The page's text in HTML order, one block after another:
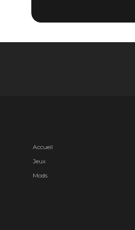
Accueil
Jeux
Mods